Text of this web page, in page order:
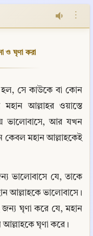
⋮
ও ঘৃণা করা
হল, সে কাউকে বা কোন
আল্লাহর ওয়াস্তে
ভালোবাসে, আর যখন
কেবল মহান আল্লাহকেই
ভালোবাসে যে, তাকে
আল্লাহকে ভালোবাসে।
ঘৃণা করে যে, মহান
আল্লাহকে ঘৃণা করে।